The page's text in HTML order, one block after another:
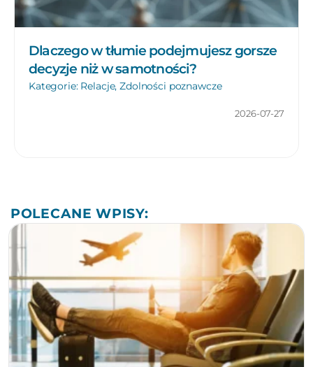
Dlaczego w tłumie podejmujesz gorsze
decyzje niż w samotności?
Kategorie: Relacje,Zdolności poznawcze
2026-07-27
POLECANE WPISY: